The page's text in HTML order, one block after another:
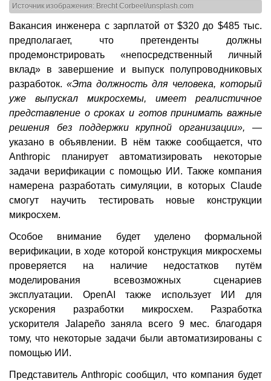
Источник изображения: Brecht Corbeel/unsplash.com
Вакансия инженера с зарплатой от $320 до $485 тыс.
предполагает, что претенденты должны
продемонстрировать «непосредственный личный
вклад» в завершение и выпуск полупроводниковых
разработок. «Эта должность для человека, который
уже выпускал микросхемы, имеет реалистичное
представление о сроках и готов принимать важные
решения без поддержки крупной организации», —
указано в объявлении. В нём также сообщается, что
Anthropic планирует автоматизировать некоторые
задачи верификации с помощью ИИ. Также компания
намерена разработать симуляции, в которых Claude
смогут научить тестировать новые конструкции
микросхем.
Особое внимание будет уделено формальной
верификации, в ходе которой конструкция микросхемы
проверяется на наличие недостатков путём
моделирования всевозможных сценариев
эксплуатации. OpenAI также использует ИИ для
ускорения разработки микросхем. Разработка
ускорителя Jalapeño заняла всего 9 мес. благодаря
тому, что некоторые задачи были автоматизированы с
помощью ИИ.
Представитель Anthropic сообщил, что компания будет